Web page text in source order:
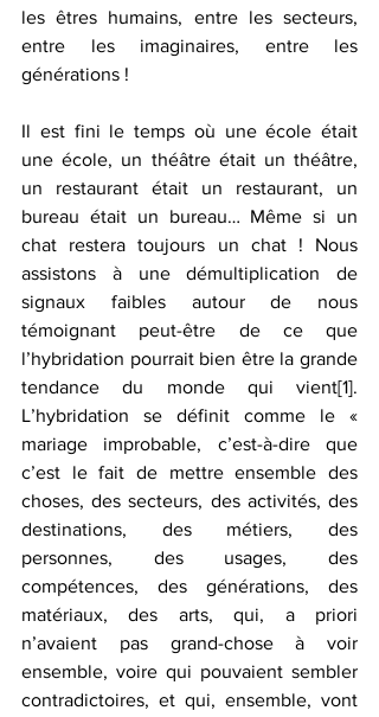
les êtres humains, entre les secteurs,
entre les imaginaires, entre les
générations !
Il est fini le temps où une école était
une école, un théâtre était un théâtre,
un restaurant était un restaurant, un
bureau était un bureau… Même si un
chat restera toujours un chat ! Nous
assistons à une démultiplication de
signaux faibles autour de nous
témoignant peut-être de ce que
l’hybridation pourrait bien être la grande
tendance du monde qui vient[1].
L’hybridation se définit comme
le «
mariage improbable, c’est-à-dire que
c’est le fait de mettre ensemble des
choses, des secteurs, des activités, des
destinations, des métiers, des
personnes, des usages, des
compétences, des générations, des
matériaux, des arts, qui, a priori
n’avaient pas grand-chose à voir
ensemble, voire qui pouvaient sembler
contradictoires, et qui, ensemble, vont